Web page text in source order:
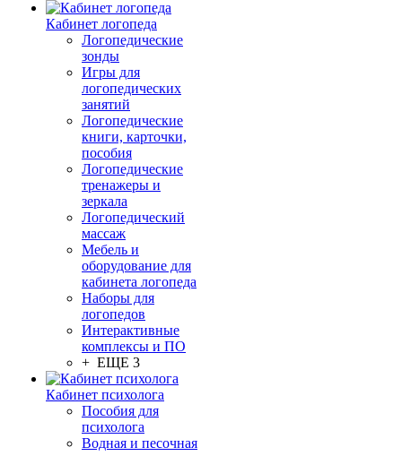
Кабинет логопеда
Логопедические
зонды
Игры для
логопедических
занятий
Логопедические
книги, карточки,
пособия
Логопедические
тренажеры и
зеркала
Логопедический
массаж
Мебель и
оборудование для
кабинета логопеда
Наборы для
логопедов
Интерактивные
комплексы и ПО
+ ЕЩЕ 3
Кабинет психолога
Пособия для
психолога
Водная и песочная